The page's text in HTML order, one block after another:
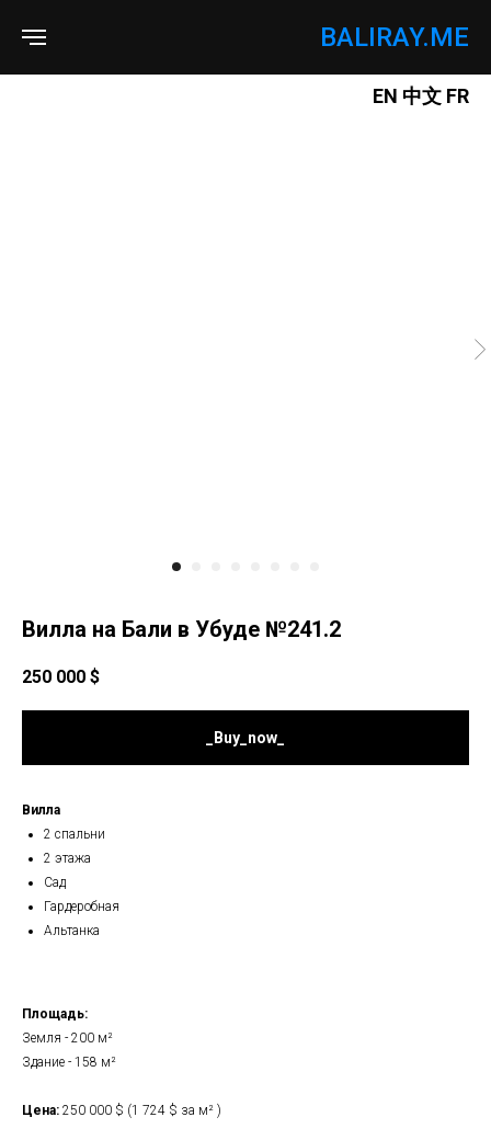
BALIRAY.ME
EN 中文 FR
Вилла на Бали в Убуде №241.2
250 000 $
_Buy_now_
Вилла
2 спальни
2 этажа
Сад
Гардеробная
Альтанка
Площадь:
Земля - 200 м²
Здание - 158 м²
Цена: 250 000 $ (1 724 $ за м² )